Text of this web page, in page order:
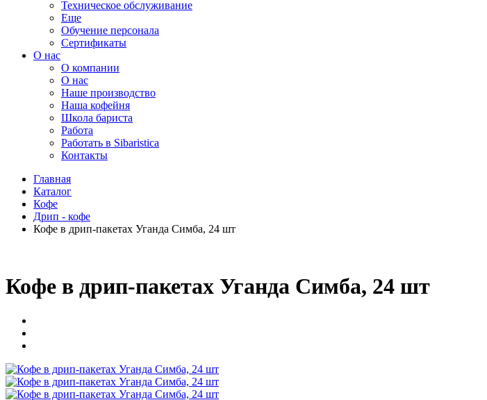
Техническое обслуживание
Еще
Обучение персонала
Сертификаты
О нас
O компании
О нас
Наше производство
Наша кофейня
Школа бариста
Работа
Работать в Sibaristica
Контакты
Главная
Каталог
Кофе
Дрип - кофе
Кофе в дрип-пакетах Уганда Симба, 24 шт
Кофе в дрип-пакетах Уганда Симба, 24 шт